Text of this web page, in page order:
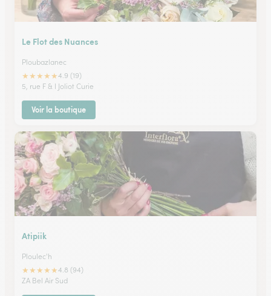
Le Flot des Nuances
Ploubazlanec
★★★★★4.9 (19)
5, rue F & I Joliot Curie
Voir la boutique
Atipiik
Ploulec'h
★★★★★4.8 (94)
ZA Bel Air Sud